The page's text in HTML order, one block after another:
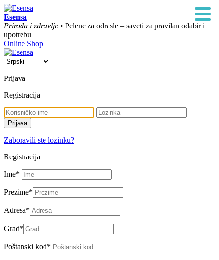
Esensa
Priroda i zdravlje • Pelene za odrasle – saveti za pravilan odabir i
upotrebu
Online Shop
Prijava
Registracija
Zaboravili ste lozinku?
Registracija
Ime*
Prezime*
Adresa*
Grad*
Poštanski kod*